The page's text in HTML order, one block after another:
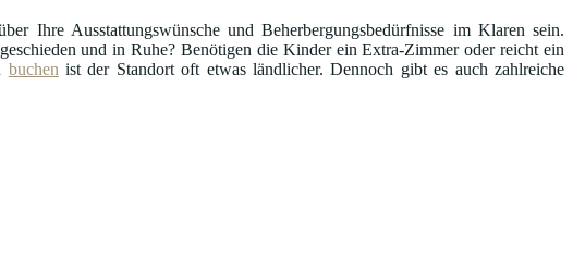
Ihre Ausstattungswünsche und Beherbergungsbedürfnisse im Klaren sein.
und in Ruhe? Benötigen die Kinder ein Extra-Zimmer oder reicht ein
buchenist der Standort oft etwas ländlicher. Dennoch gibt es auch zahlreiche